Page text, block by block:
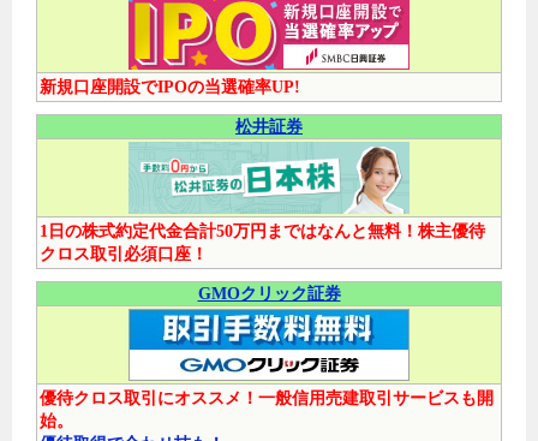
新規口座開設でIPOの当選確率UP!
松井証券
1日の株式約定代金合計50万円まではなんと無料！株主優待
クロス取引必須口座！
GMOクリック証券
優待クロス取引にオススメ！一般信用売建取引サービスも開
始。